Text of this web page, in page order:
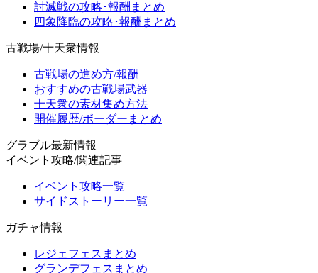
討滅戦の攻略･報酬まとめ
四象降臨の攻略･報酬まとめ
古戦場/十天衆情報
古戦場の進め方/報酬
おすすめの古戦場武器
十天衆の素材集め方法
開催履歴/ボーダーまとめ
グラブル最新情報
イベント攻略/関連記事
イベント攻略一覧
サイドストーリー一覧
ガチャ情報
レジェフェスまとめ
グランデフェスまとめ